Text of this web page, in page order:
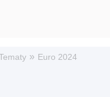
» Euro 2024